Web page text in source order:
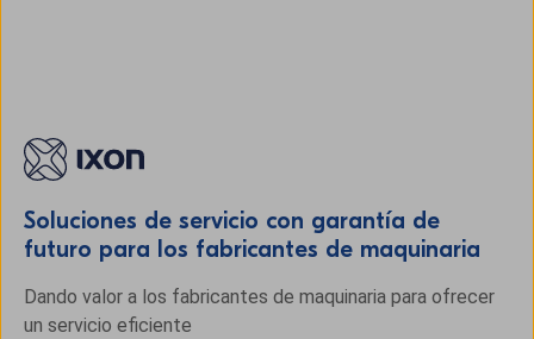
Soluciones de servicio con garantía de
futuro para los fabricantes de maquinaria
Dando valor a los fabricantes de maquinaria para ofrecer
un servicio eficiente